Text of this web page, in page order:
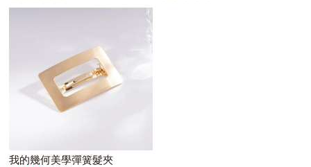
我的幾何美學彈簧髮夾